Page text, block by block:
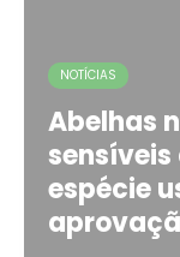
NOTÍCIAS
Abelhas
espécie